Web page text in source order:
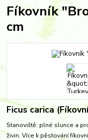
Fíkovník
cm
Ficus carica
Stanoviště: plné slunce a
živin. Více k pěstování